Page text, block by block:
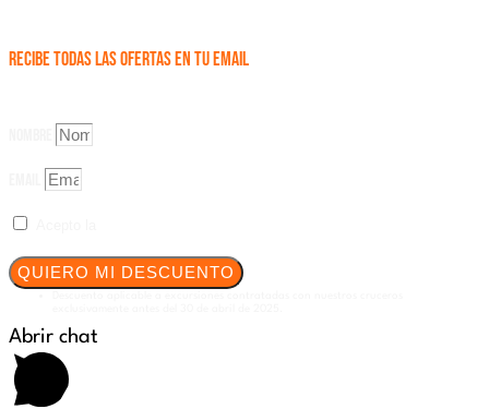
Recibe todas las OFERTAS en tu email
Suscribiéndote a nuestro Newsletter
QUIERO MI DESCUENTO
Abrir chat